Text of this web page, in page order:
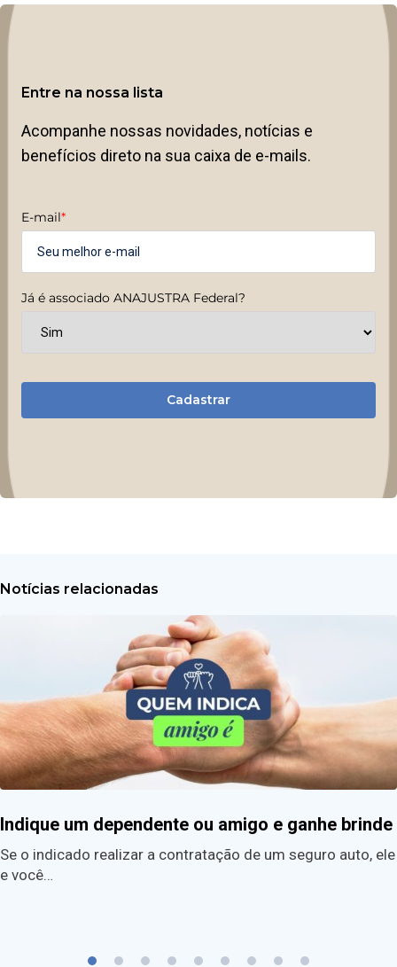
Entre na nossa lista
Acompanhe nossas novidades, notícias e
benefícios direto na sua caixa de e-mails.
E-mail*
Já é associado ANAJUSTRA Federal?
Cadastrar
Notícias relacionadas
Indique um dependente ou amigo e ganhe brinde
Se o indicado realizar a contratação de um seguro auto, ele
e você…